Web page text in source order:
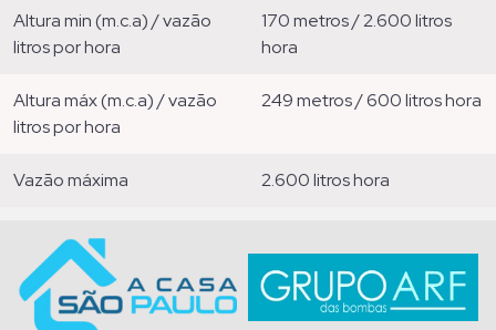
altura min (m.c.a) / vazão
litros por hora
170 metros / 2.600 litros
hora
altura máx (m.c.a) / vazão
litros por hora
249 metros / 600 litros hora
vazão máxima 2.600 litros hora